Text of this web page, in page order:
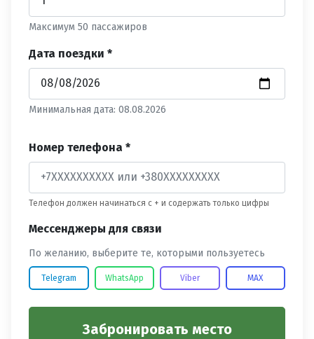
Максимум 50 пассажиров
Дата поездки *
Минимальная дата: 08.08.2026
Номер телефона *
Телефон должен начинаться с + и содержать только цифры
Мессенджеры для связи
По желанию, выберите те, которыми пользуетесь
Telegram WhatsApp Viber MAX
Забронировать место